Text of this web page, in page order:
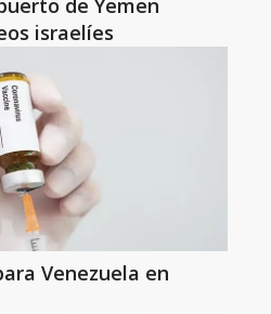
de Yemen
israelíes
Venezuela en